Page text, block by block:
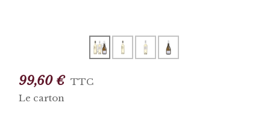
99,60 € TTC
Le carton